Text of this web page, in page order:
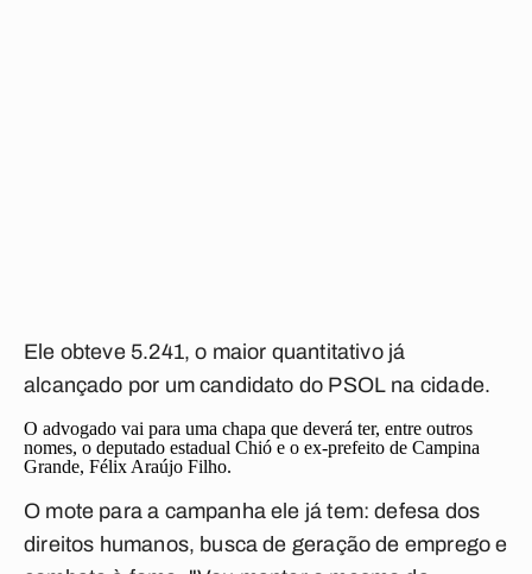
Ele obteve 5.241, o maior quantitativo já
alcançado por um candidato do PSOL na cidade.
O advogado vai para uma chapa que deverá ter, entre outros
nomes, o deputado estadual Chió e o ex-prefeito de Campina
Grande, Félix Araújo Filho.
O mote para a campanha ele já tem: defesa dos
direitos humanos, busca de geração de emprego e